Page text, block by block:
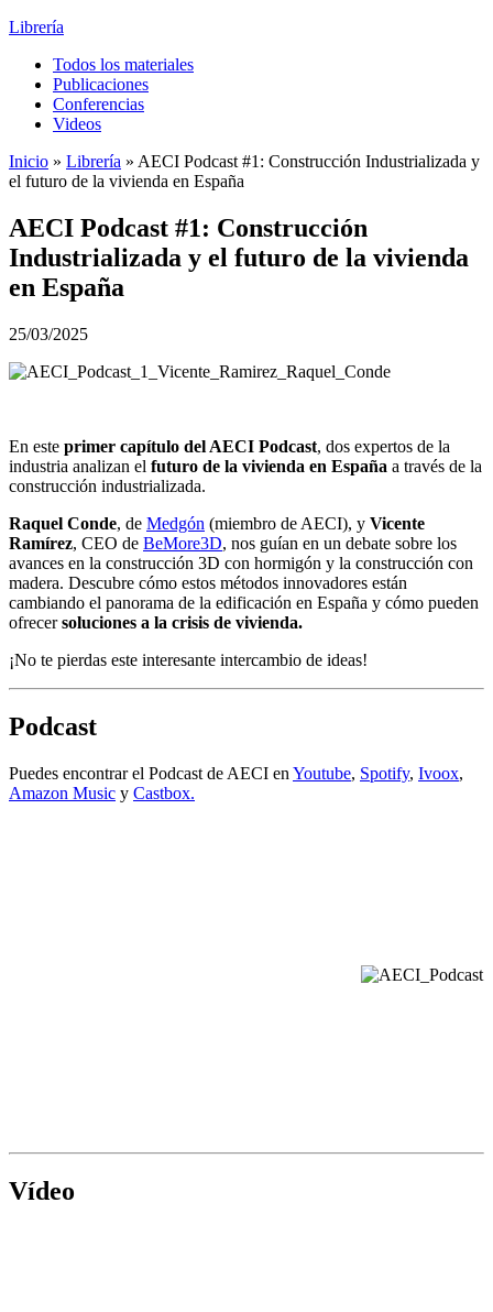
Librería
Todos los materiales
Publicaciones
Conferencias
Videos
Inicio » Librería » AECI Podcast #1: Construcción Industrializada y
el futuro de la vivienda en España
AECI Podcast #1: Construcción
Industrializada y el futuro de la vivienda
en España
25/03/2025
En este primer capítulo del AECI Podcast, dos expertos de la
industria analizan el futuro de la vivienda en España a través de la
construcción industrializada.
Raquel Conde, de Medgón (miembro de AECI), y Vicente
Ramírez, CEO de BeMore3D, nos guían en un debate sobre los
avances en la construcción 3D con hormigón y la construcción con
madera. Descubre cómo estos métodos innovadores están
cambiando el panorama de la edificación en España y cómo pueden
ofrecersoluciones a la crisis de vivienda.
¡No te pierdas este interesante intercambio de ideas!
Podcast
Puedes encontrar el Podcast de AECI en Youtube, Spotify, Ivoox,
Amazon Music y Castbox.
Vídeo